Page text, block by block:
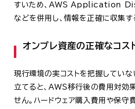
すいため、AWS Application
などを併用し、情報を正確に収集す
オンプレ資産の正確なコス
現行環境の実コストを把握してい
立てると、AWS移行後の費用対効
せん。ハードウェア購入費用や保守